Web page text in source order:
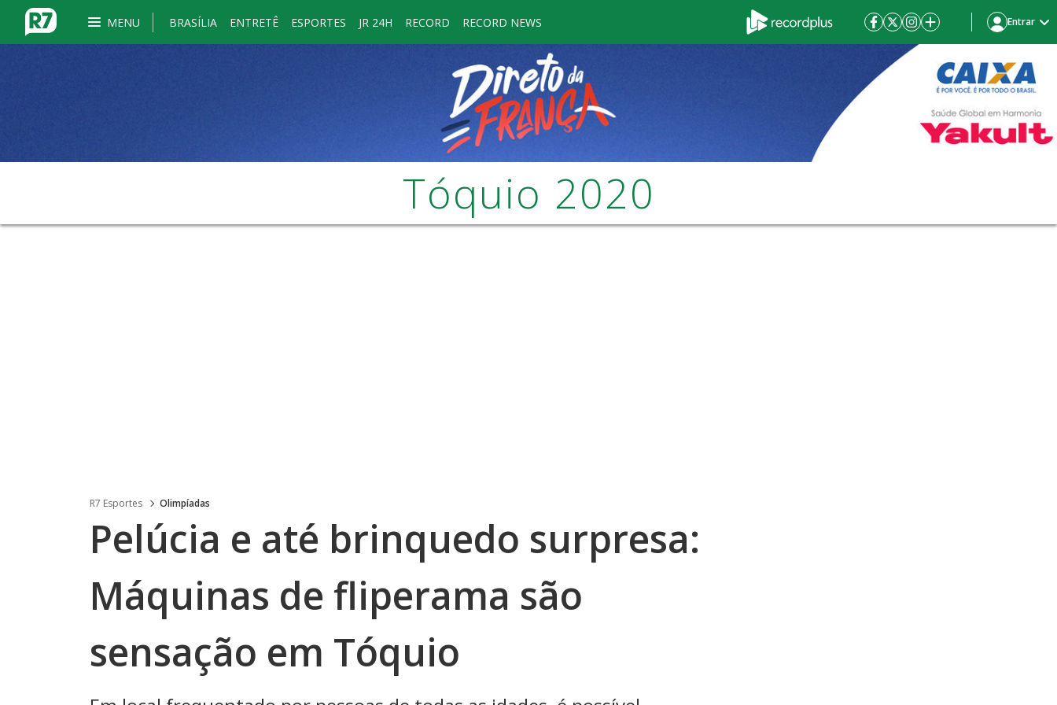
MENU BRASÍLIA ENTRETÊ ESPORTES JR 24H RECORD RECORD NEWS Entrar
Tóquio 2020
R7 Esportes Olimpíadas
Pelúcia e até brinquedo surpresa:
Máquinas de fliperama são
sensação em Tóquio